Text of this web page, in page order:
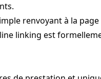
renvoyant à la
linking est